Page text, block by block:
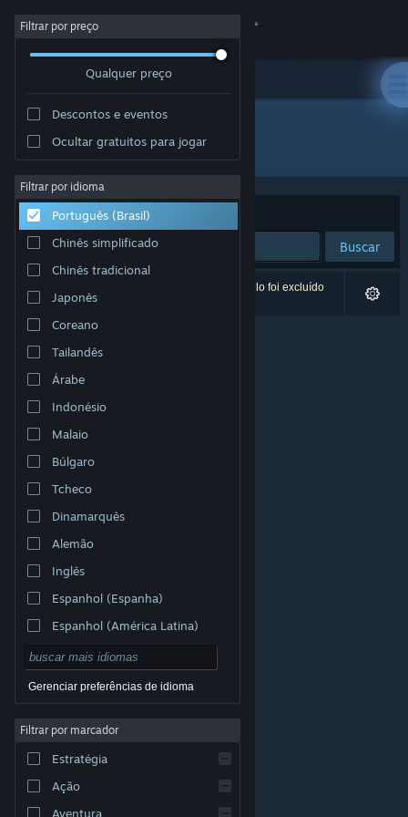
Iniciar sessão
Sobre
Suporte
Alterar idioma
Baixe o aplicativo móvel do Steam
Ver versão para computadores
© Valve Corporation. Todos os direitos reservados.
respectivos donos nos EUA e em outros países.
Acessibilidade
Reembolsos|Cookies
Filtrar por preço
Qualquer preço
Descontos e eventos
Ocultar gratuitos para jogar
Filtrar por idioma
Português (Brasil)
Chinês simplificado
Chinês tradicional
Japonês
Coreano
Tailandês
Árabe
Indonésio
Malaio
Búlgaro
Tcheco
Dinamarquês
Alemão
Inglês
Espanhol (Espanha)
Espanhol (América Latina)
Gerenciar preferências de idioma
Filtrar por marcador
Estratégia
Ação
Aventura
Desenvolvedor: 失与寻制作委员会
Ordenar por Relevância
Buscar
0 resultados correspondem à sua busca. Um título foi excluído
de acordo com as suas preferências.